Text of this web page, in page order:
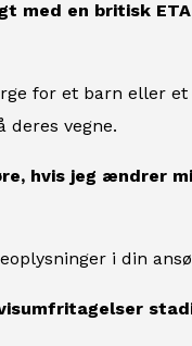
med en britisk
for et barn eller
deres vegne.
hvis jeg ændrer
i din